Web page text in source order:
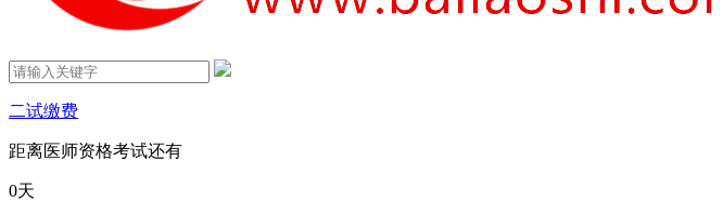
二试缴费
距离医师资格考试还有
0天